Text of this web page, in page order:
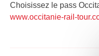
Choisissez le pass
www.occitanie-rail-